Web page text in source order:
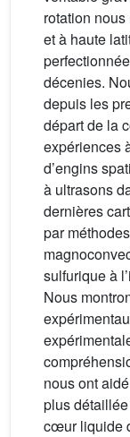
rotation
et à haute
décenies.
depuis les
départ de la
expériences
d’engins
à ultrasons
dernières
par
sulfurique à
Nous
nous ont
plus
cœur liquide